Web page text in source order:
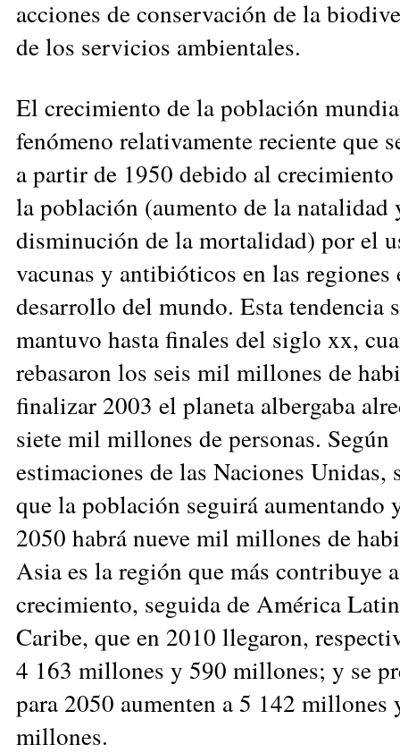
acciones de conservación de la
de los servicios ambientales.
El crecimiento de la población
fenómeno relativamente reciente que
a partir de 1950 debido al
la población (aumento de la natalidad
disminución de la mortalidad) por el
vacunas y antibióticos en las regiones
desarrollo del mundo. Esta tendencia
mantuvo hasta finales del siglo xx,
rebasaron los seis mil millones de
finalizar 2003 el planeta albergaba
siete mil millones de personas. Según
estimaciones de las Naciones Unidas,
que la población seguirá aumentando
2050 habrá nueve mil millones de
Asia es la región que más contribuye
crecimiento, seguida de América
Caribe, que en 2010 llegaron,
4 163 millones y 590 millones; y se
para 2050 aumenten a 5 142 millones
millones.